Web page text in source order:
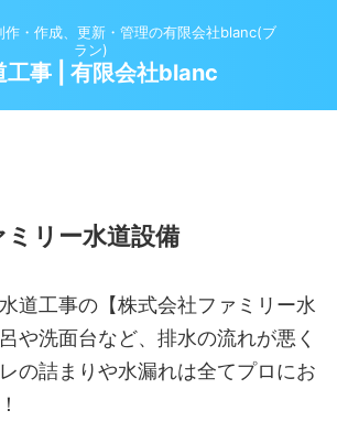
作・作成、更新・管理の有限会社blanc(ブ
ラン)
工事 | 有限会社blanc
リー水道設備
道工事の【株式会社ファミリー水
や洗面台など、排水の流れが悪く
の詰まりや水漏れは全てプロにお